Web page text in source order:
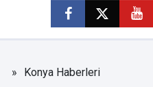
Konya Haberleri